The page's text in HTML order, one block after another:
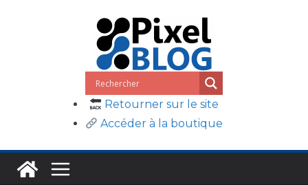
Retourner sur le site
Accéder à la boutique